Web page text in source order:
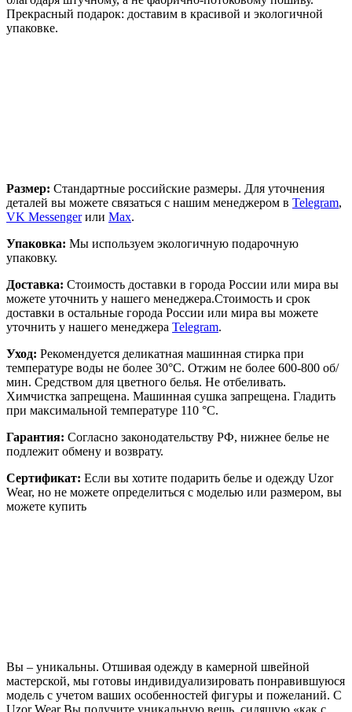
Прекрасный подарок: доставим в красивой и экологичной
упаковке.
Размер: Стандартные российские размеры. Для уточнения
деталей вы можете связаться с нашим менеджером в Telegram,
VK Messengerили Max.
Упаковка: Мы используем экологичную подарочную
упаковку.
Доставка: Стоимость доставки в города России или мира вы
можете уточнить у нашего менеджера.Стоимость и срок
доставки в остальные города России или мира вы можете
уточнить у нашего менеджера Telegram.
Уход: Рекомендуется деликатная машинная стирка при
температуре воды не более 30°C. Отжим не более 600-800 об/
мин. Средством для цветного белья. Не отбеливать.
Химчистка запрещена. Машинная сушка запрещена. Гладить
при максимальной температуре 110 °C.
Гарантия: Согласно законодательству РФ, нижнее белье не
подлежит обмену и возврату.
Сертификат: Если вы хотите подарить белье и одежду Uzor
Wear, но не можете определиться с моделью или размером, вы
можете купить
Вы – уникальны. Отшивая одежду в камерной швейной
мастерской, мы готовы индивидуализировать понравившуюся
модель с учетом ваших особенностей фигуры и пожеланий. С